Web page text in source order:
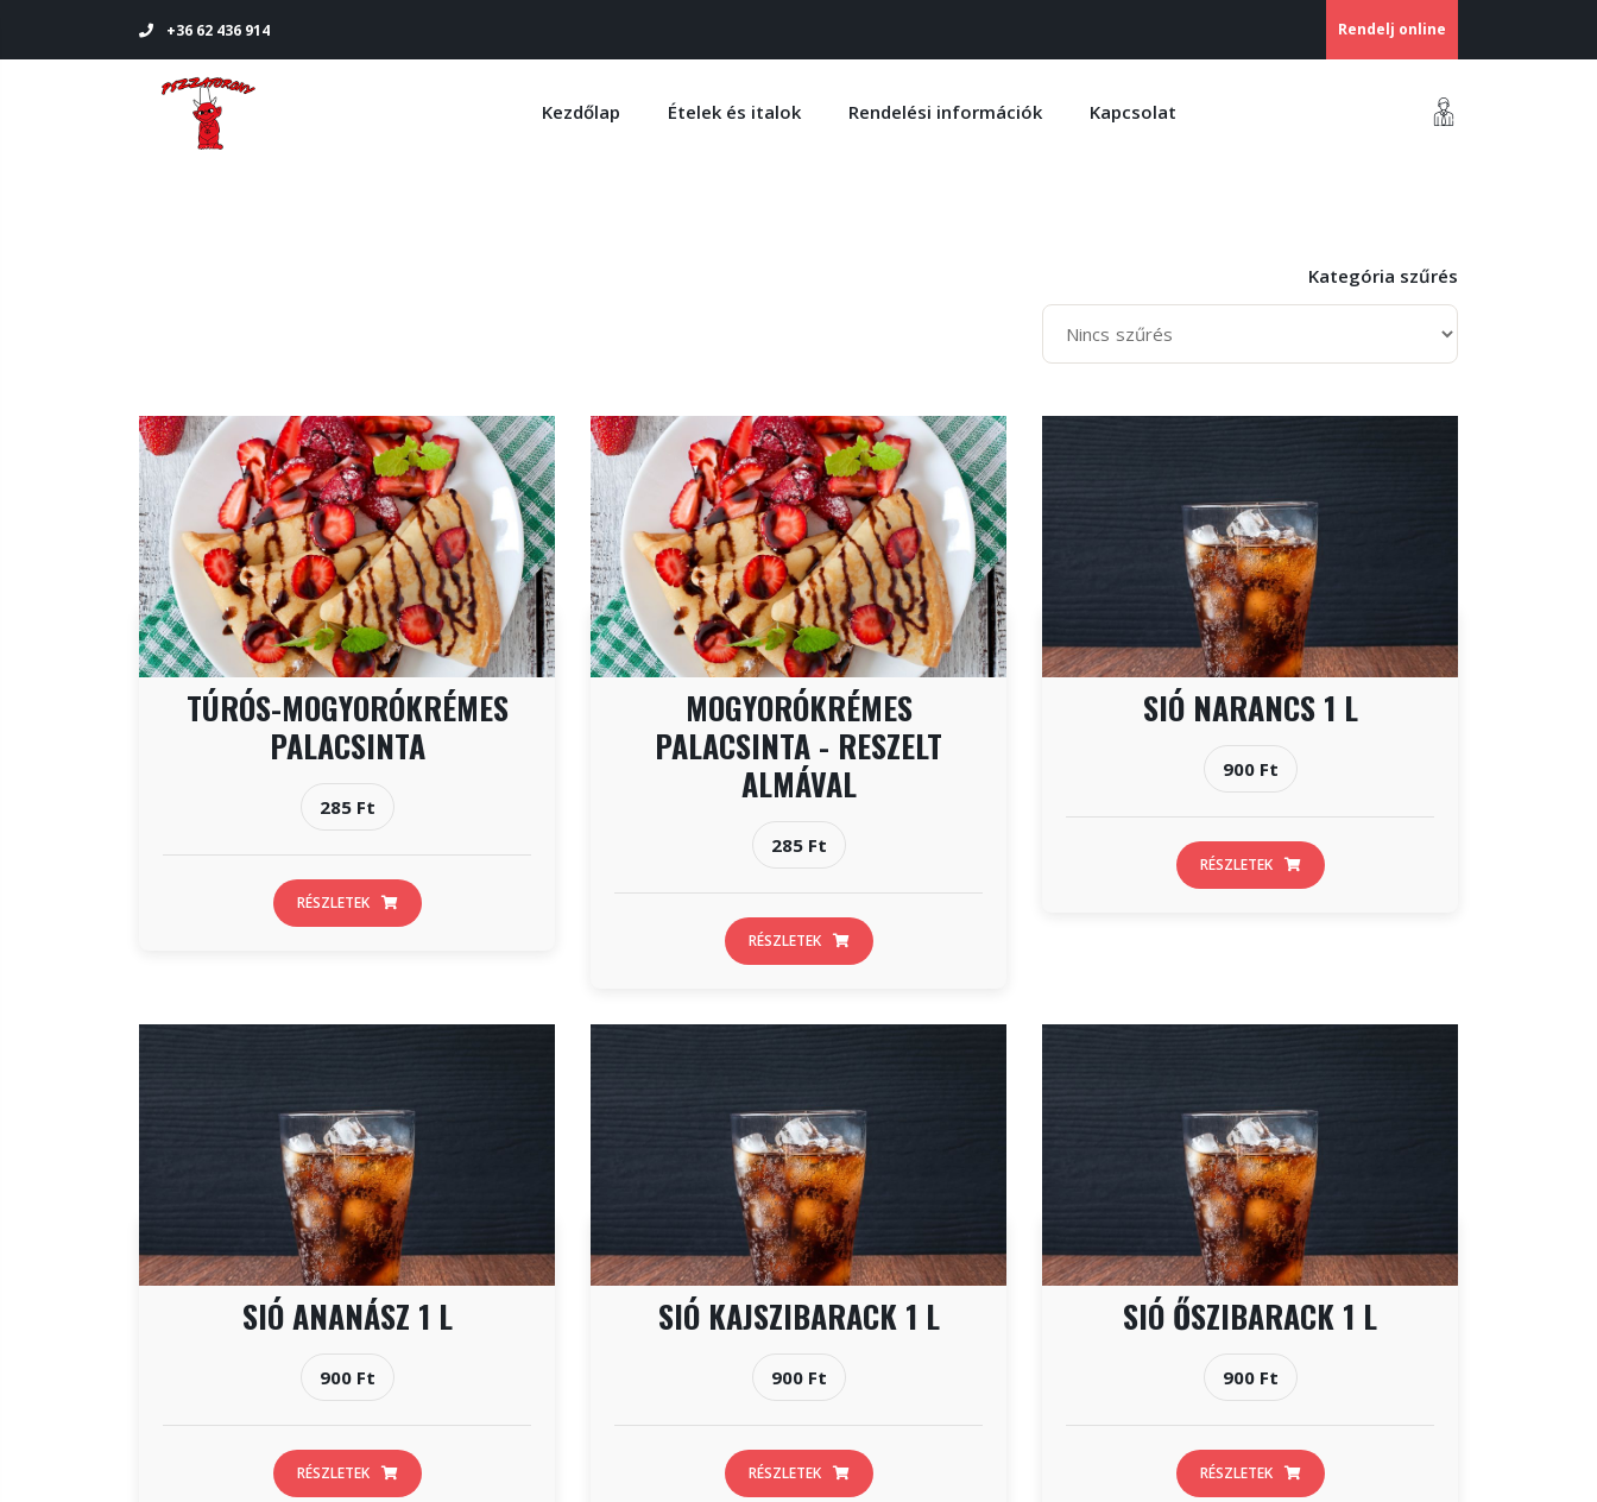
+36 62 436 914 Rendelj online
Kezdőlap Ételek és italok Rendelési információk Kapcsolat
Kategória szűrés
TÚRÓS-MOGYORÓKRÉMES
PALACSINTA
285 Ft
RÉSZLETEK
MOGYORÓKRÉMES
PALACSINTA - RESZELT
ALMÁVAL
285 Ft
RÉSZLETEK
SIÓ NARANCS 1 L
900 Ft
RÉSZLETEK
SIÓ ANANÁSZ 1 L
900 Ft
RÉSZLETEK
SIÓ KAJSZIBARACK 1 L
900 Ft
RÉSZLETEK
SIÓ ŐSZIBARACK 1 L
900 Ft
RÉSZLETEK